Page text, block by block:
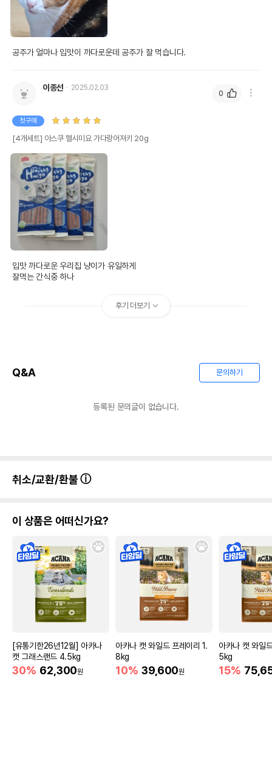
공주가 얼마나 입맛이 까다로운데 공주가 잘 먹습니다.
이종선 2025.02.03
첫구매
[4개세트] 아스쿠 헬시미요 가다랑어져키 20g
입맛 까다로운 우리집 냥이가 유일하게
잘먹는 간식중 하나
0
후기 더보기
Q&A 문의하기
등록된 문의글이 없습니다.
취소/교환/환불
이 상품은 어떠신가요?
[유통기한26년12월] 아카나
캣 그래스랜드 4.5kg
30% 62,300원
아카나 캣 와일드 프레이리 1.
8kg
10% 39,600원
아카나 캣 와일
5kg
15%